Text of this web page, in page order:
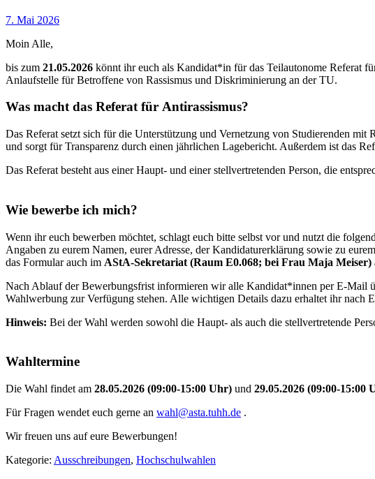
7. Mai 2026
Moin Alle,
bis zum 21.05.2026 könnt ihr euch als Kandidat*in für das Teilautonome Referat
Anlaufstelle für Betroffene von Rassismus und Diskriminierung an der TU.
Was macht das Referat für Antirassismus?
Das Referat setzt sich für die Unterstützung und Vernetzung von Studierenden
und sorgt für Transparenz durch einen jährlichen Lagebericht. Außerdem ist das
Das Referat besteht aus einer Haupt- und einer stellvertretenden Person, die
Wie bewerbe ich mich?
Wenn ihr euch bewerben möchtet, schlagt euch bitte selbst vor und nutzt die
Angaben zu eurem Namen, eurer Adresse, der Kandidaturerklärung sowie zu
das Formular auch im AStA-Sekretariat (Raum E0.068; bei Frau Maja Meiser)
Nach Ablauf der Bewerbungsfrist informieren wir alle Kandidat*innen per E-Mail
Wahlwerbung zur Verfügung stehen. Alle wichtigen Details dazu erhaltet ihr nach
Hinweis: Bei der Wahl werden sowohl die Haupt- als auch die stellvertretende
Wahltermine
Die Wahl findet am 28.05.2026 (09:00-15:00 Uhr) und 29.05.2026 (09:00-15:00
Für Fragen wendet euch gerne an wahl@asta.tuhh.de .
Wir freuen uns auf eure Bewerbungen!
Kategorie: Ausschreibungen, Hochschulwahlen